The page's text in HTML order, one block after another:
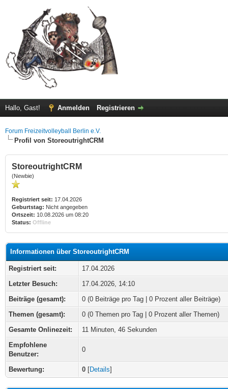
Hallo, Gast! Anmelden Registrieren
Forum Freizeitvolleyball Berlin e.V.
Profil von StoreoutrightCRM
StoreoutrightCRM
(Newbie)
Registriert seit: 17.04.2026
Geburtstag: Nicht angegeben
Ortszeit: 10.08.2026 um 08:20
Status: Offline
Informationen über StoreoutrightCRM
Registriert seit:
17.04.2026
Letzter Besuch:
17.04.2026, 14:10
Beiträge (gesamt):
0 (0 Beiträge pro Tag | 0 Prozent aller Beiträge)
Themen (gesamt):
0 (0 Themen pro Tag | 0 Prozent aller Themen)
Gesamte Onlinezeit:
11 Minuten, 46 Sekunden
Empfohlene
Benutzer:
0
Bewertung: 0 [Details]